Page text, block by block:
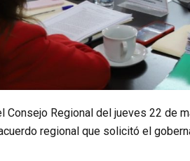
Consejo Regional del jueves 22
regional que solicitó el